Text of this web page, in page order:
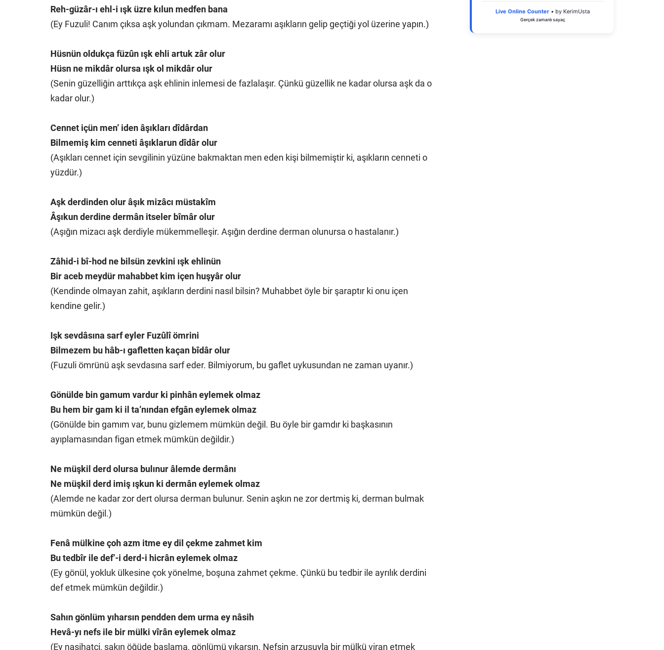
Reh-güzâr-ı ehl-i ışk üzre kılun medfen bana
(Ey Fuzuli! Canım çıksa aşk yolundan çıkmam. Mezaramı aşıkların gelip geçtiği yol üzerine yapın.)
Hüsnün oldukça füzûn ışk ehli artuk zâr olur
Hüsn ne mikdâr olursa ışk ol mikdâr olur
(Senin güzelliğin arttıkça aşk ehlinin inlemesi de fazlalaşır. Çünkü güzellik ne kadar olursa aşk da o
kadar olur.)
Cennet içün men’ iden âşıkları dîdârdan
Bilmemiş kim cenneti âşıklarun dîdâr olur
(Aşıkları cennet için sevgilinin yüzüne bakmaktan men eden kişi bilmemiştir ki, aşıkların cenneti o
yüzdür.)
Aşk derdinden olur âşık mizâcı müstakîm
Âşıkun derdine dermân itseler bîmâr olur
(Aşığın mizacı aşk derdiyle mükemmelleşir. Aşığın derdine derman olunursa o hastalanır.)
Zâhid-i bî-hod ne bilsün zevkini ışk ehlinün
Bir aceb meydür mahabbet kim içen huşyâr olur
(Kendinde olmayan zahit, aşıkların derdini nasıl bilsin? Muhabbet öyle bir şaraptır ki onu içen
kendine gelir.)
Işk sevdâsına sarf eyler Fuzûlî ömrini
Bilmezem bu hâb-ı gafletten kaçan bîdâr olur
(Fuzuli ömrünü aşk sevdasına sarf eder. Bilmiyorum, bu gaflet uykusundan ne zaman uyanır.)
Gönülde bin gamum vardur ki pinhân eylemek olmaz
Bu hem bir gam ki il ta’nından efgân eylemek olmaz
(Gönülde bin gamım var, bunu gizlemem mümkün değil. Bu öyle bir gamdır ki başkasının
ayıplamasından figan etmek mümkün değildir.)
Ne müşkil derd olursa bulınur âlemde dermânı
Ne müşkil derd imiş ışkun ki dermân eylemek olmaz
(Alemde ne kadar zor dert olursa derman bulunur. Senin aşkın ne zor dertmiş ki, derman bulmak
mümkün değil.)
Fenâ mülkine çoh azm itme ey dil çekme zahmet kim
Bu tedbîr ile def’-i derd-i hicrân eylemek olmaz
(Ey gönül, yokluk ülkesine çok yönelme, boşuna zahmet çekme. Çünkü bu tedbir ile ayrılık derdini
def etmek mümkün değildir.)
Sahın gönlüm yıharsın pendden dem urma ey nâsih
Hevâ-yı nefs ile bir mülki vîrân eylemek olmaz
(Ey nasihatçi, sakın öğüde başlama, gönlümü yıkarsın. Nefsin arzusuyla bir mülkü viran etmek
Live Online Counter • by KerimUsta
Gerçek zamanlı sayaç